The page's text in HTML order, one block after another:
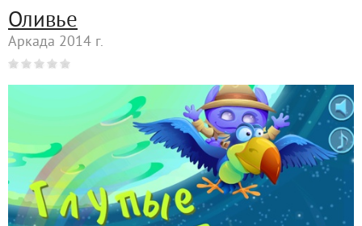
Оливье
Аркада 2014 г.